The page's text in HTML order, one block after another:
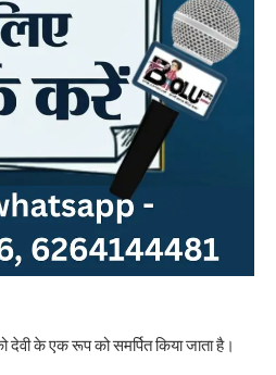
देवी के एक रूप को समर्पित किया जाता है।